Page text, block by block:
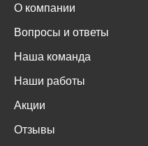
О компании
Вопросы и ответы
Наша команда
Наши работы
Акции
Отзывы